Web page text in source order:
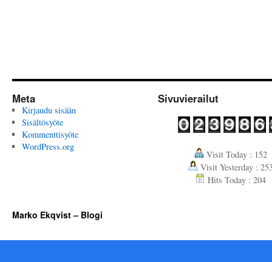
Meta
Kirjaudu sisään
Sisältösyöte
Kommenttisyöte
WordPress.org
Sivuvierailut
Visit Today : 152
Visit Yesterday :
Hits Today : 204
Marko Ekqvist – Blogi